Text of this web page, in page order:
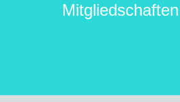
Mitgliedschaften